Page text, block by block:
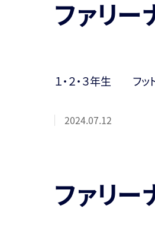
ファリ
１・２・３年生 フッ
2024.07.12
ファリ